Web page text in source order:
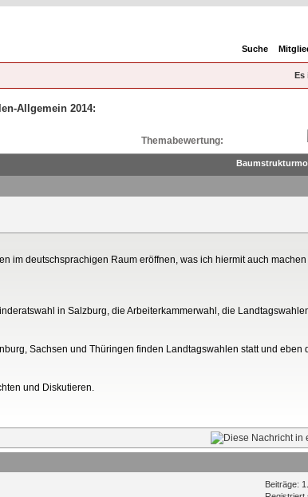
Suche
Es
Allgemein 2014:
Themabewertung:
im deutschsprachigen Raum eröffnen, was ich hiermit auch machen
in Salzburg, die Arbeiterkammerwahl, die
Sachsen und Thüringen finden Landtagswahlen statt und eben
und Diskutieren.
Beiträge: